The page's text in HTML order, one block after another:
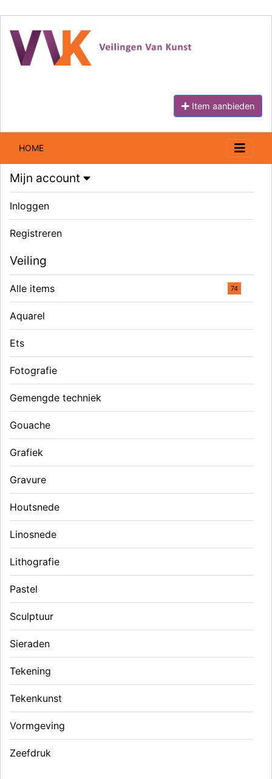
Item aanbieden
HOME
Mijn account
Inloggen
Registreren
Veiling
Alle items 74
Aquarel
Ets
Fotografie
Gemengde techniek
Gouache
Grafiek
Gravure
Houtsnede
Linosnede
Lithografie
Pastel
Sculptuur
Sieraden
Tekening
Tekenkunst
Vormgeving
Zeefdruk